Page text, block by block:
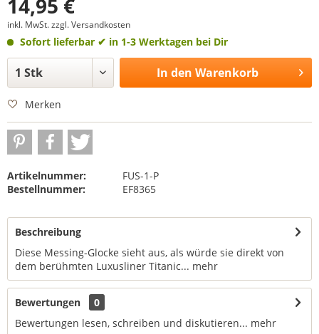
14,95 €
inkl. MwSt.zzgl. Versandkosten
Sofort lieferbar ✔ in 1-3 Werktagen bei Dir
In den Warenkorb
Merken
Artikelnummer:
FUS-1-P
Bestellnummer:
EF8365
Beschreibung
Diese Messing-Glocke sieht aus, als würde sie direkt von
dem berühmten Luxusliner Titanic... mehr
Bewertungen
0
Bewertungen lesen, schreiben und diskutieren... mehr